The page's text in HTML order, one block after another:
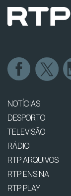
NOTÍCIAS
DESPORTO
TELEVISÃO
RÁDIO
RTP ARQUIVOS
RTP ENSINA
RTP PLAY